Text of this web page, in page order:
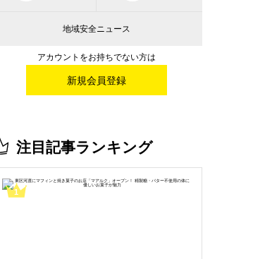
地域安全ニュース
アカウントをお持ちでない方は
新規会員登録
注目記事ランキング